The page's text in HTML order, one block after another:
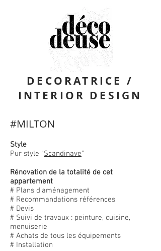
DECORATRICE /
INTERIOR DESIGN
#MILTON
Style
Pur style "Scandinave"
Rénovation de la totalité de cet
appartement
​# Plans d'aménagement
# Recommandations références
# Devis
# Suivi de travaux : peinture, cuisine,
menuiserie
# Achats de tous les équipements
# Installation